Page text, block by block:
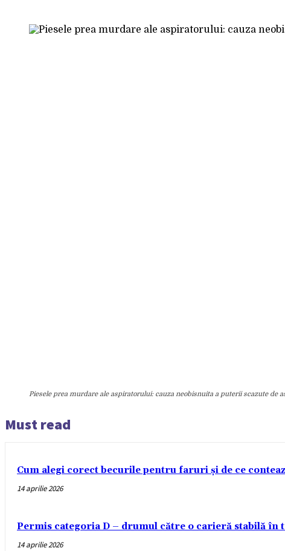
Piesele prea murdare ale aspiratorului: cauza neobisnuita a puterii scazute de
Must read
Cum alegi corect becurile pentru faruri și de ce
14 aprilie 2026
Permis categoria D – drumul către o carieră stabilă în
14 aprilie 2026